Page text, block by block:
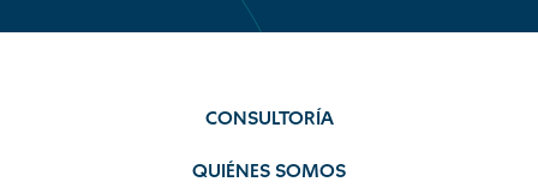
CONSULTORÍA
QUIÉNES SOMOS